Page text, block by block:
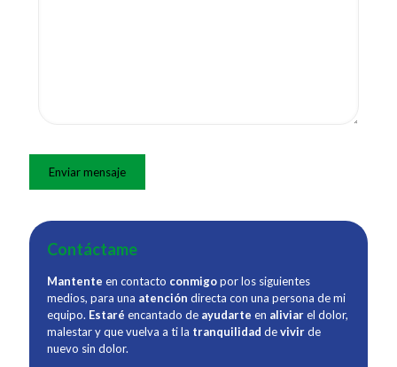
Contáctame
Mantente en contacto conmigopor los siguientes
medios, para una atención directa con una persona de mi
equipo. Estaré encantado de ayudarte en aliviarel dolor,
malestar y que vuelva a ti la tranquilidad devivirde
nuevo sin dolor.